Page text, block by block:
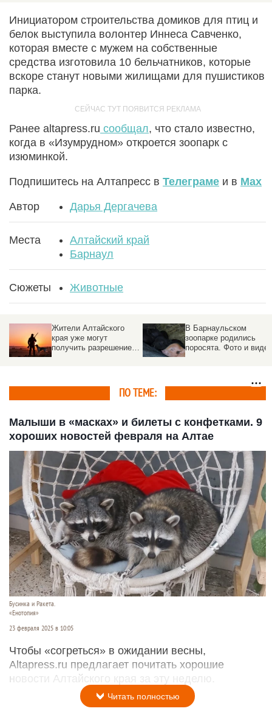
Инициатором строительства домиков для птиц и
белок выступила волонтер Иннеса Савченко,
которая вместе с мужем на собственные
средства изготовила 10 бельчатников, которые
вскоре станут новыми жилищами для пушистиков
парка.
Ранее altapress.ru сообщал, что стало известно,
когда в «Изумрудном» откроется зоопарк с
изюминкой.
Подпишитесь на Алтапресс в Телеграме и в Max
Автор Дарья Дергачева
Места
Алтайский край
Барнаул
Сюжеты Животные
Жители Алтайского
края уже могут
получить разрешение
В Барнаульском
зоопарке родились
поросята. Фото и видео
ПО ТЕМЕ:
Малыши в «масках» и билеты с конфетками. 9
хороших новостей февраля на Алтае
Бусинка и Ракета.
«Енотопия»
23 февраля 2025 в 10:05
Чтобы «согреться» в ожидании весны,
Altapress.ru предлагает почитать хорошие
новости Алтайского края за эту неделю.
Читать полностью